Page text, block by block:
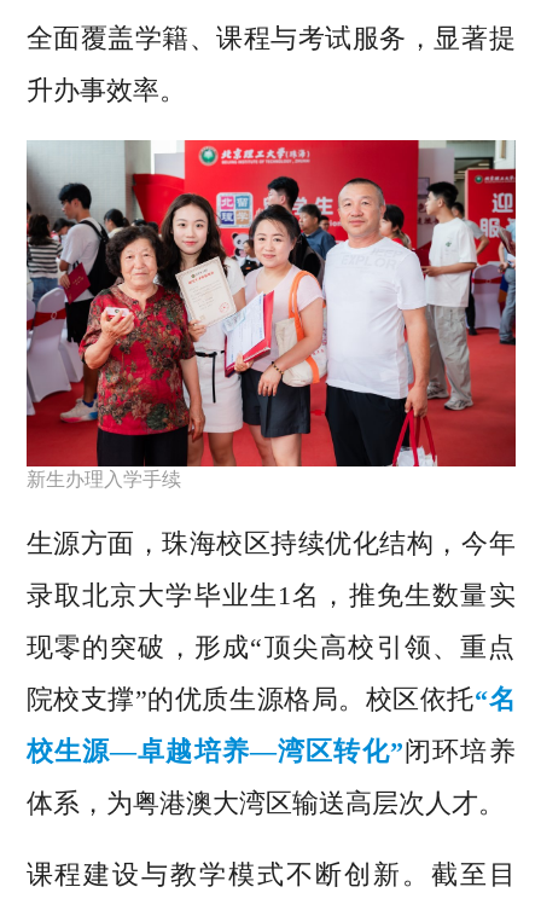
全面覆盖学籍、课程与考试服务，显著提
升办事效率。
新生办理入学手续
生源方面，珠海校区持续优化结构，今年
录取北京大学毕业生1名，推免生数量实
现零的突破，形成“顶尖高校引领、重点
院校支撑”的优质生源格局。校区依托“名
校生源—卓越培养—湾区转化”闭环培养
体系，为粤港澳大湾区输送高层次人才。
课程建设与教学模式不断创新。截至目